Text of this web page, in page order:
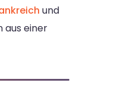
und
aus einer